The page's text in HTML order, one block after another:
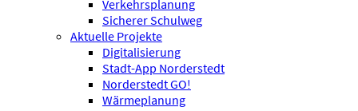
Verkehrsplanung
Sicherer Schulweg
Aktuelle Projekte
Digitalisierung
Stadt-App Norderstedt
Norderstedt GO!
Wärmeplanung